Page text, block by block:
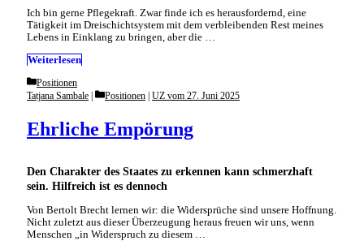
Ich bin gerne Pflegekraft. Zwar finde ich es herausfordernd, eine
Tätigkeit im Dreischichtsystem mit dem verbleibenden Rest meines
Lebens in Einklang zu bringen, aber die …
Weiterlesen
Categories
Positionen
Den Charakter des Staates zu erkennen kann schmerzhaft
sein. Hilfreich ist es dennoch
Ehrliche Empörung
Tatjana Sambale Categories
Positionen UZ vom 27. Juni 2025
Von Bertolt Brecht lernen wir: die Widersprüche sind unsere Hoffnung.
Nicht zuletzt aus dieser Überzeugung heraus freuen wir uns, wenn
Menschen „in Widerspruch zu diesem …